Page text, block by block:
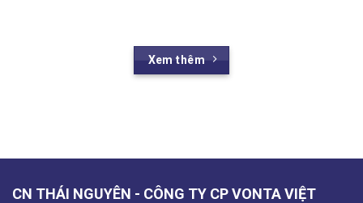
Xem thêm
CN THÁI NGUYÊN - CÔNG TY CP VONTA VIỆT